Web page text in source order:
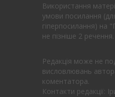
Використання
умови посилання
гіперпосилання) на
не пізніше 2 речення.
Редакція може не
висловлювань
коментатора.
Контакти редакції: